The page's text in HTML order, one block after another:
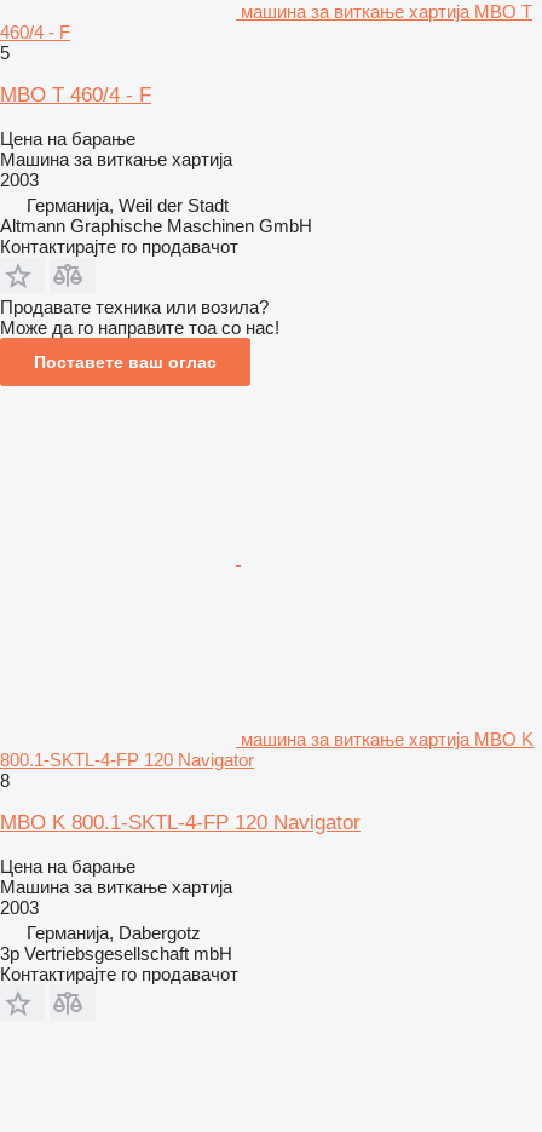
машина за виткање хартија MBO T
460/4 - F
5
MBO T 460/4 - F
Цена на барање
Машина за виткање хартија
2003
Германија, Weil der Stadt
Altmann Graphische Maschinen GmbH
Контактирајте го продавачот
Продавате техника или возила?
Може да го направите тоа со нас!
Поставете ваш оглас
машина за виткање хартија MBO K
800.1-SKTL-4-FP 120 Navigator
8
MBO K 800.1-SKTL-4-FP 120 Navigator
Цена на барање
Машина за виткање хартија
2003
Германија, Dabergotz
3p Vertriebsgesellschaft mbH
Контактирајте го продавачот